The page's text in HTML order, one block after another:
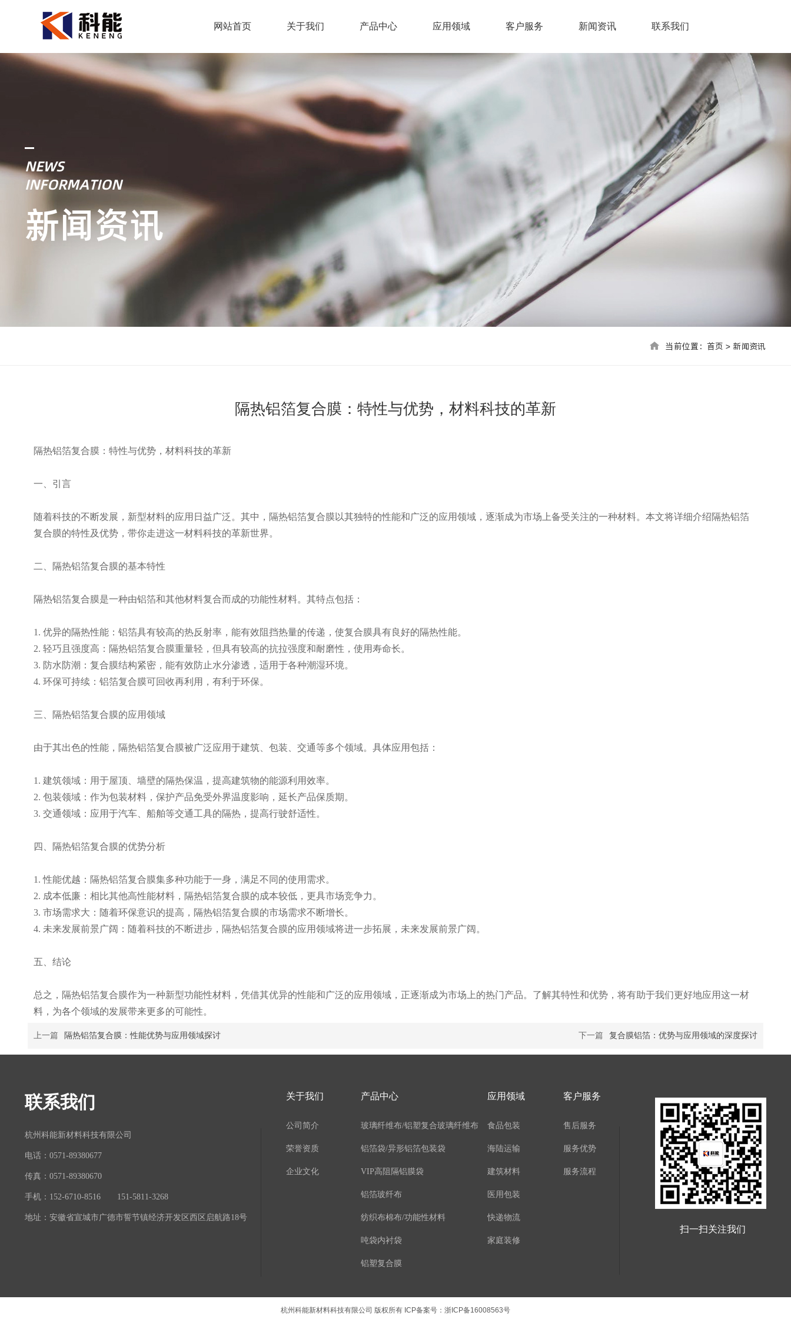
网站首页 关于我们 产品中心 应用领域 客户服务 新闻资讯 联系我们
NEWS
INFORMATION
新闻资讯
当前位置：首页 > 联系我们
当前位置： 首页 > 新闻资讯
隔热铝箔复合膜：特性与优势，材料科技的革新
隔热铝箔复合膜：特性与优势，材料科技的革新
一、引言
随着科技的不断发展，新型材料的应用日益广泛。其中，隔热铝箔复合膜以其独特的性能和广泛的应用领域，逐渐成为市场上备受关注的一种材料。本文将详细介绍隔热铝箔
复合膜的特性及优势，带你走进这一材料科技的革新世界。
二、隔热铝箔复合膜的基本特性
隔热铝箔复合膜是一种由铝箔和其他材料复合而成的功能性材料。其特点包括：
1. 优异的隔热性能：铝箔具有较高的热反射率，能有效阻挡热量的传递，使复合膜具有良好的隔热性能。
2. 轻巧且强度高：隔热铝箔复合膜重量轻，但具有较高的抗拉强度和耐磨性，使用寿命长。
3. 防水防潮：复合膜结构紧密，能有效防止水分渗透，适用于各种潮湿环境。
4. 环保可持续：铝箔复合膜可回收再利用，有利于环保。
三、隔热铝箔复合膜的应用领域
由于其出色的性能，隔热铝箔复合膜被广泛应用于建筑、包装、交通等多个领域。具体应用包括：
1. 建筑领域：用于屋顶、墙壁的隔热保温，提高建筑物的能源利用效率。
2. 包装领域：作为包装材料，保护产品免受外界温度影响，延长产品保质期。
3. 交通领域：应用于汽车、船舶等交通工具的隔热，提高行驶舒适性。
四、隔热铝箔复合膜的优势分析
1. 性能优越：隔热铝箔复合膜集多种功能于一身，满足不同的使用需求。
2. 成本低廉：相比其他高性能材料，隔热铝箔复合膜的成本较低，更具市场竞争力。
3. 市场需求大：随着环保意识的提高，隔热铝箔复合膜的市场需求不断增长。
4. 未来发展前景广阔：随着科技的不断进步，隔热铝箔复合膜的应用领域将进一步拓展，未来发展前景广阔。
五、结论
总之，隔热铝箔复合膜作为一种新型功能性材料，凭借其优异的性能和广泛的应用领域，正逐渐成为市场上的热门产品。了解其特性和优势，将有助于我们更好地应用这一材
料，为各个领域的发展带来更多的可能性。
上一篇 隔热铝箔复合膜：性能优势与应用领域探讨 下一篇 复合膜铝箔：优势与应用领域的深度探讨
关于我们
公司简介
荣誉资质
企业文化
产品中心
玻璃纤维布/铝塑复合玻璃纤维布
铝箔袋/异形铝箔包装袋
VIP高阻隔铝膜袋
铝箔玻纤布
纺织布棉布/功能性材料
吨袋内衬袋
铝塑复合膜
应用领域
食品包装
海陆运输
建筑材料
医用包装
快递物流
家庭装修
客户服务
售后服务
服务优势
服务流程
联系我们
杭州科能新材料科技有限公司
电话：0571-89380677
传真：0571-89380670
手机：152-6710-8516 151-5811-3268
地址：安徽省宣城市广德市誓节镇经济开发区西区启航路18号
扫一扫关注我们
杭州科能新材料科技有限公司 版权所有 ICP备案号： 浙ICP备16008563号